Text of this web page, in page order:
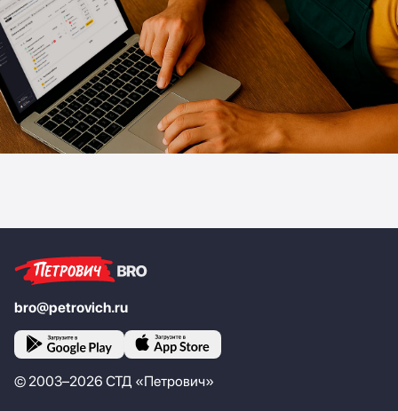
bro@petrovich.ru
© 2003–2026 СТД «Петрович»